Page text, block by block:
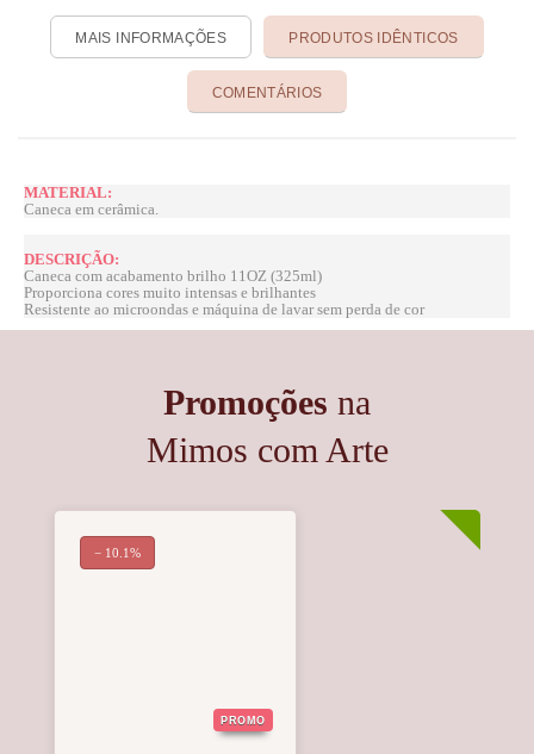
MAIS INFORMAÇÕES PRODUTOS IDÊNTICOS
COMENTÁRIOS
MATERIAL:
Caneca em cerâmica.
DESCRIÇÃO:
Caneca com acabamento brilho 11OZ (325ml)
Proporciona cores muito intensas e brilhantes
Resistente ao microondas e máquina de lavar sem perda de cor
Promoções na
Mimos com Arte
PROMO
− 10.1%